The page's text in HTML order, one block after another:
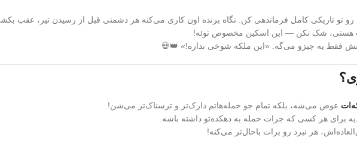
رو تو تاریکی کامل فرماندهی کن. نگاه برنده اون کاری می‌کنه هر دشمنی قبل از رسیدن تیر، عقب
هستی، شک نکن — این اسکین مخصوص توئه!
فقط یه چیزو می‌گه: «این ملکه شوخی نداره!» 👑💀
عوض می‌شه، بلکه تمام جو حمله‌هاتم دارک‌تر و ترسناک‌تر می‌شن!
هر نبرد رو برات باحال‌تر می‌کنه!